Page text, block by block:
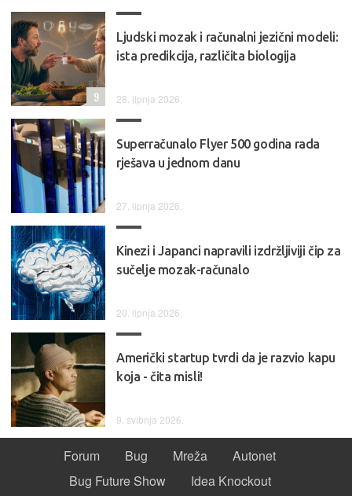
Ljudski mozak i računalni jezični modeli:
ista predikcija, različita biologija
28. lipnja 2026.
9
Superračunalo Flyer 500 godina rada
rješava u jednom danu
27. lipnja 2026.
Kinezi i Japanci napravili izdržljiviji čip za
sučelje mozak-računalo
20. lipnja 2026.
Američki startup tvrdi da je razvio kapu
koja - čita misli!
9. svibnja 2026.
Forum Bug Mreža
Autonet
Bug Future Show
Idea Knockout